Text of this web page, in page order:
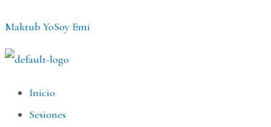
contenido
Maktub YoSoy Emi
MenúInicio
Sesiones